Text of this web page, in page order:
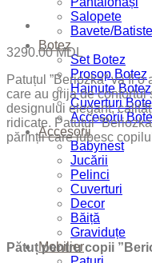
Salopete
Bavete/Batiste
Botez
Set Botez
Prosop Botez
Hainute Botez
Cuverturi
Accesorii
Accesorii
Babynest
Jucării
Pelinci
Cuverturi
Decor
Băiță
Graviduțe
Mobilier
3290.00MDL
Patuțul ”Beriozka” va fi
care au grija de
designului elegant,
ridicate. Patuțul
părinții care iubesc
Pătuț pentru copii